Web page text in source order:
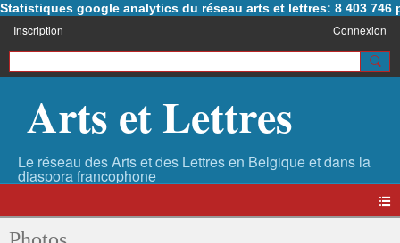
Statistiques google analytics du réseau arts et lettres: 8 403 746
Inscription Connexion
Arts et Lettres